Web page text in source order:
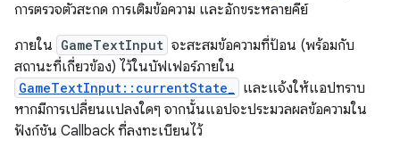
การตรวจตัวสะกด การเติมข้อความ และอักขระหลายคีย์
ภายใน GameTextInput จะสะสมข้อความที่ป้อน (พร้อมกับ
สถานะที่เกี่ยวข้อง) ไว้ในบัฟเฟอร์ภายใน
GameTextInput::currentState_ และแจ้งให้แอปทราบ
หากมีการเปลี่ยนแปลงใดๆ จากนั้นแอปจะประมวลผลข้อความใน
ฟังก์ชัน Callback ที่ลงทะเบียนไว้